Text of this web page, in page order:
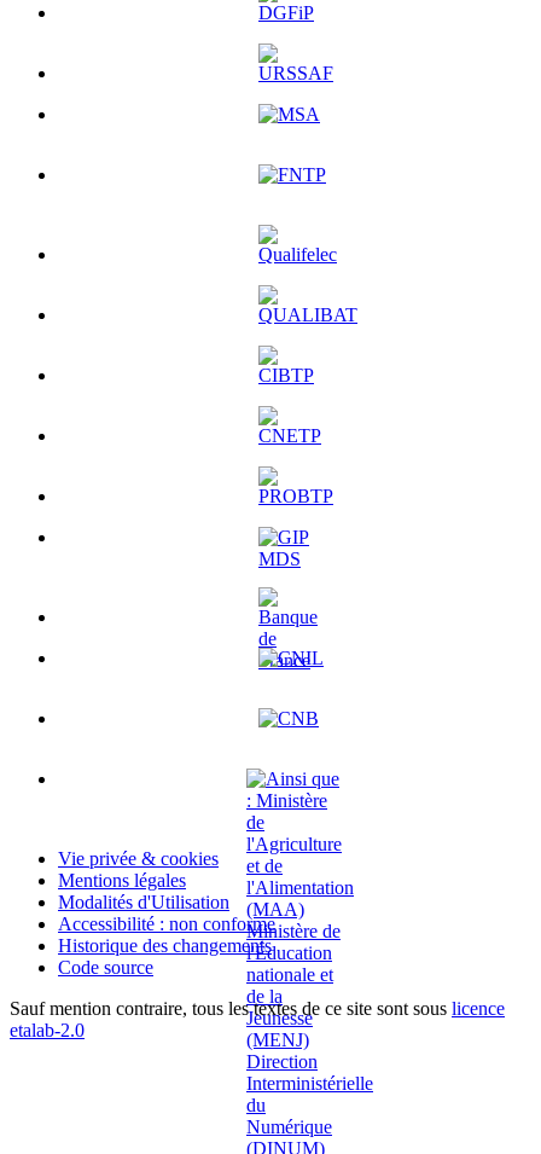
Vie privée & cookies
Mentions légales
Modalités d'Utilisation
Accessibilité : non conforme
Historique des changements
Code source
Sauf mention contraire, tous les textes de ce site sont sous licence
etalab-2.0